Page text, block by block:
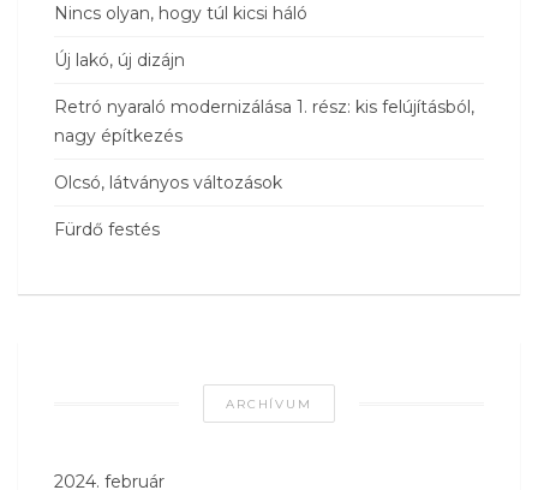
Nincs olyan, hogy túl kicsi háló
Új lakó, új dizájn
Retró nyaraló modernizálása 1. rész: kis felújításból,
nagy építkezés
Olcsó, látványos változások
Fürdő festés
ARCHÍVUM
2024. február